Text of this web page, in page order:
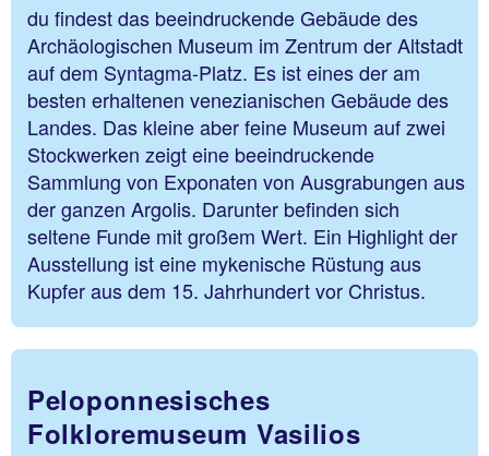
du findest das beeindruckende Gebäude des
Archäologischen Museum im Zentrum der Altstadt
auf dem Syntagma-Platz. Es ist eines der am
besten erhaltenen venezianischen Gebäude des
Landes. Das kleine aber feine Museum auf zwei
Stockwerken zeigt eine beeindruckende
Sammlung von Exponaten von Ausgrabungen aus
der ganzen Argolis. Darunter befinden sich
seltene Funde mit großem Wert. Ein Highlight der
Ausstellung ist eine mykenische Rüstung aus
Kupfer aus dem 15. Jahrhundert vor Christus.
Peloponnesisches
Folkloremuseum Vasilios